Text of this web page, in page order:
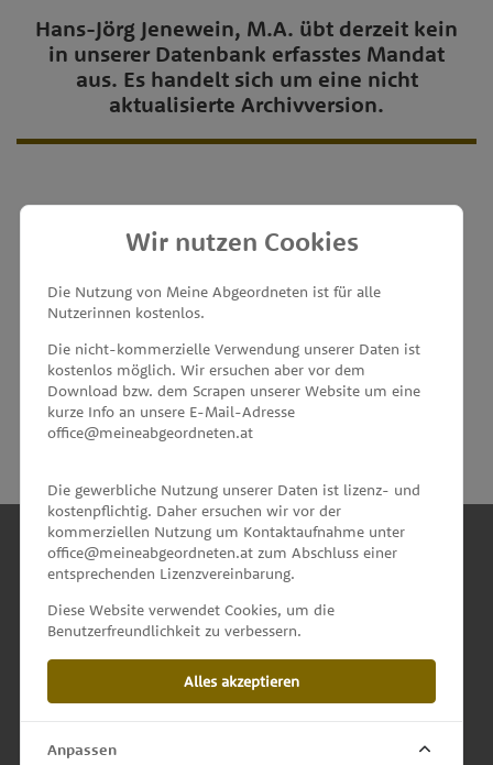
Hans-Jörg Jenewein, M.A. übt derzeit kein
in unserer Datenbank erfasstes Mandat
aus. Es handelt sich um eine nicht
aktualisierte Archivversion.
MEINE ABGEORDNETEN
unterstützt von
IMPRESSUM & KONTAKT
Wir nutzen Cookies
Die Nutzung von Meine Abgeordneten ist für alle
Nutzerinnen kostenlos.
Die nicht-kommerzielle Verwendung unserer Daten ist
kostenlos möglich. Wir ersuchen aber vor dem
Download bzw. dem Scrapen unserer Website um eine
kurze Info an unsere E-Mail-Adresse
office@meineabgeordneten.at
Die gewerbliche Nutzung unserer Daten ist lizenz- und
kostenpflichtig. Daher ersuchen wir vor der
kommerziellen Nutzung um Kontaktaufnahme unter
office@meineabgeordneten.at zum Abschluss einer
entsprechenden Lizenzvereinbarung.
Diese Website verwendet Cookies, um die
Benutzerfreundlichkeit zu verbessern.
Alles akzeptieren
Anpassen